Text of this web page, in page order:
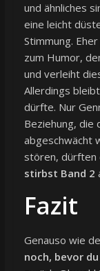
und ähnliches
eine leicht
Stimmung.
zum Humor,
und verleiht
Allerdings
dürfte. Nur
Beziehung, die
abgeschwächt
stören,
stirbst Band 2
Fazit
Genauso wie
noch, bevor